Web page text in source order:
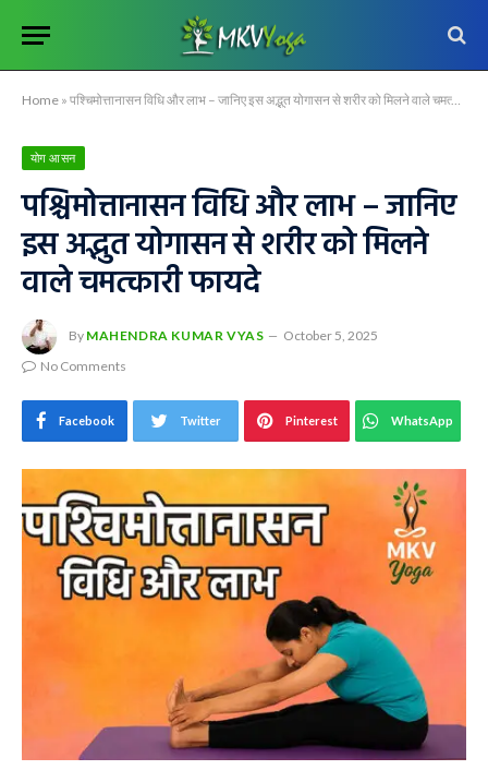
Home » पश्चिमोत्तानासन विधि और लाभ – जानिए इस अद्भुत योगासन से शरीर को मिलने वाले चमत्कारी फायदे
योग आसन
पश्चिमोत्तानासन विधि और लाभ – जानिए
इस अद्भुत योगासन से शरीर को मिलने
वाले चमत्कारी फायदे
By MAHENDRA KUMAR VYAS
October 5, 2025
No Comments
Facebook Twitter Pinterest WhatsApp